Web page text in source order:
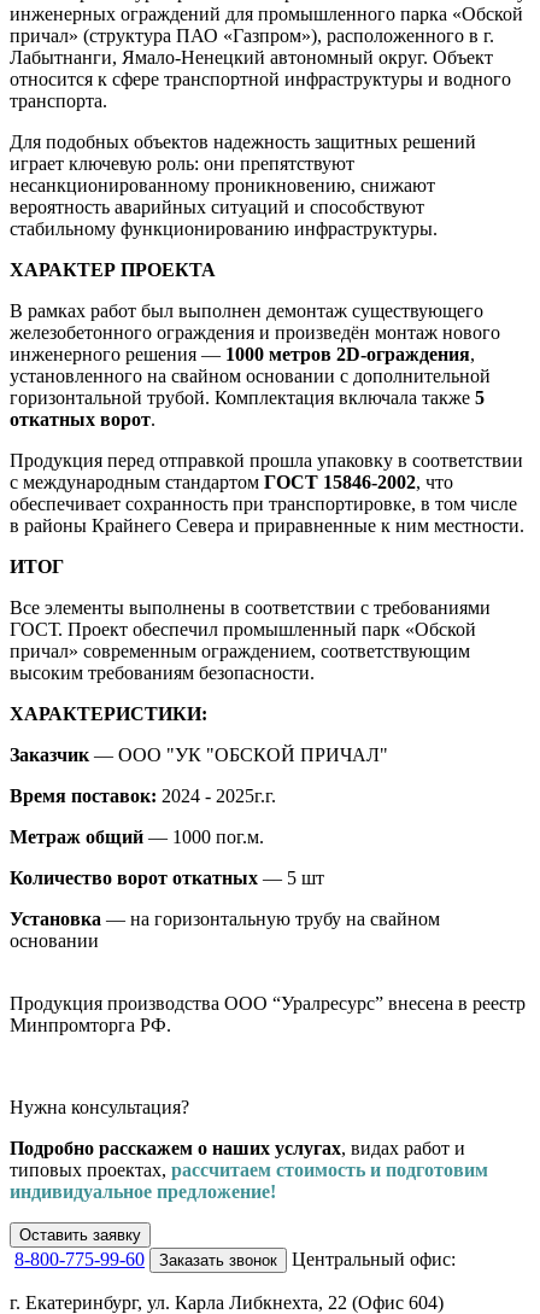
инженерных ограждений для промышленного парка «Обской
причал» (структура ПАО «Газпром»), расположенного в г.
Лабытнанги, Ямало-Ненецкий автономный округ. Объект
относится к сфере транспортной инфраструктуры и водного
транспорта.
Для подобных объектов надежность защитных решений
играет ключевую роль: они препятствуют
несанкционированному проникновению, снижают
вероятность аварийных ситуаций и способствуют
стабильному функционированию инфраструктуры.
ХАРАКТЕР ПРОЕКТА
В рамках работ был выполнен демонтаж существующего
железобетонного ограждения и произведён монтаж нового
инженерного решения — 1000 метров 2D-ограждения,
установленного на свайном основании с дополнительной
горизонтальной трубой. Комплектация включала также 5
откатных ворот.
Продукция перед отправкой прошла упаковку в соответствии
с международным стандартом ГОСТ 15846-2002, что
обеспечивает сохранность при транспортировке, в том числе
в районы Крайнего Севера и приравненные к ним местности.
ИТОГ
Все элементы выполнены в соответствии с требованиями
ГОСТ. Проект обеспечил промышленный парк «Обской
причал» современным ограждением, соответствующим
высоким требованиям безопасности.
ХАРАКТЕРИСТИКИ:
Заказчик — ООО "УК "ОБСКОЙ ПРИЧАЛ"
Время поставок: 2024 - 2025г.г.
Метраж общий — 1000 пог.м.
Количество ворот откатных — 5 шт
Установка — на горизонтальную трубу на свайном
основании
Продукция производства ООО “Уралресурс” внесена в реестр
Минпромторга РФ.
Нужна консультация?
Подробно расскажем о наших услугах, видах работ и
типовых проектах, рассчитаем стоимость и подготовим
индивидуальное предложение!
Оставить заявку
8-800-775-99-60 Заказать звонок Центральный офис:
г. Екатеринбург, ул. Карла Либкнехта, 22 (Офис 604)